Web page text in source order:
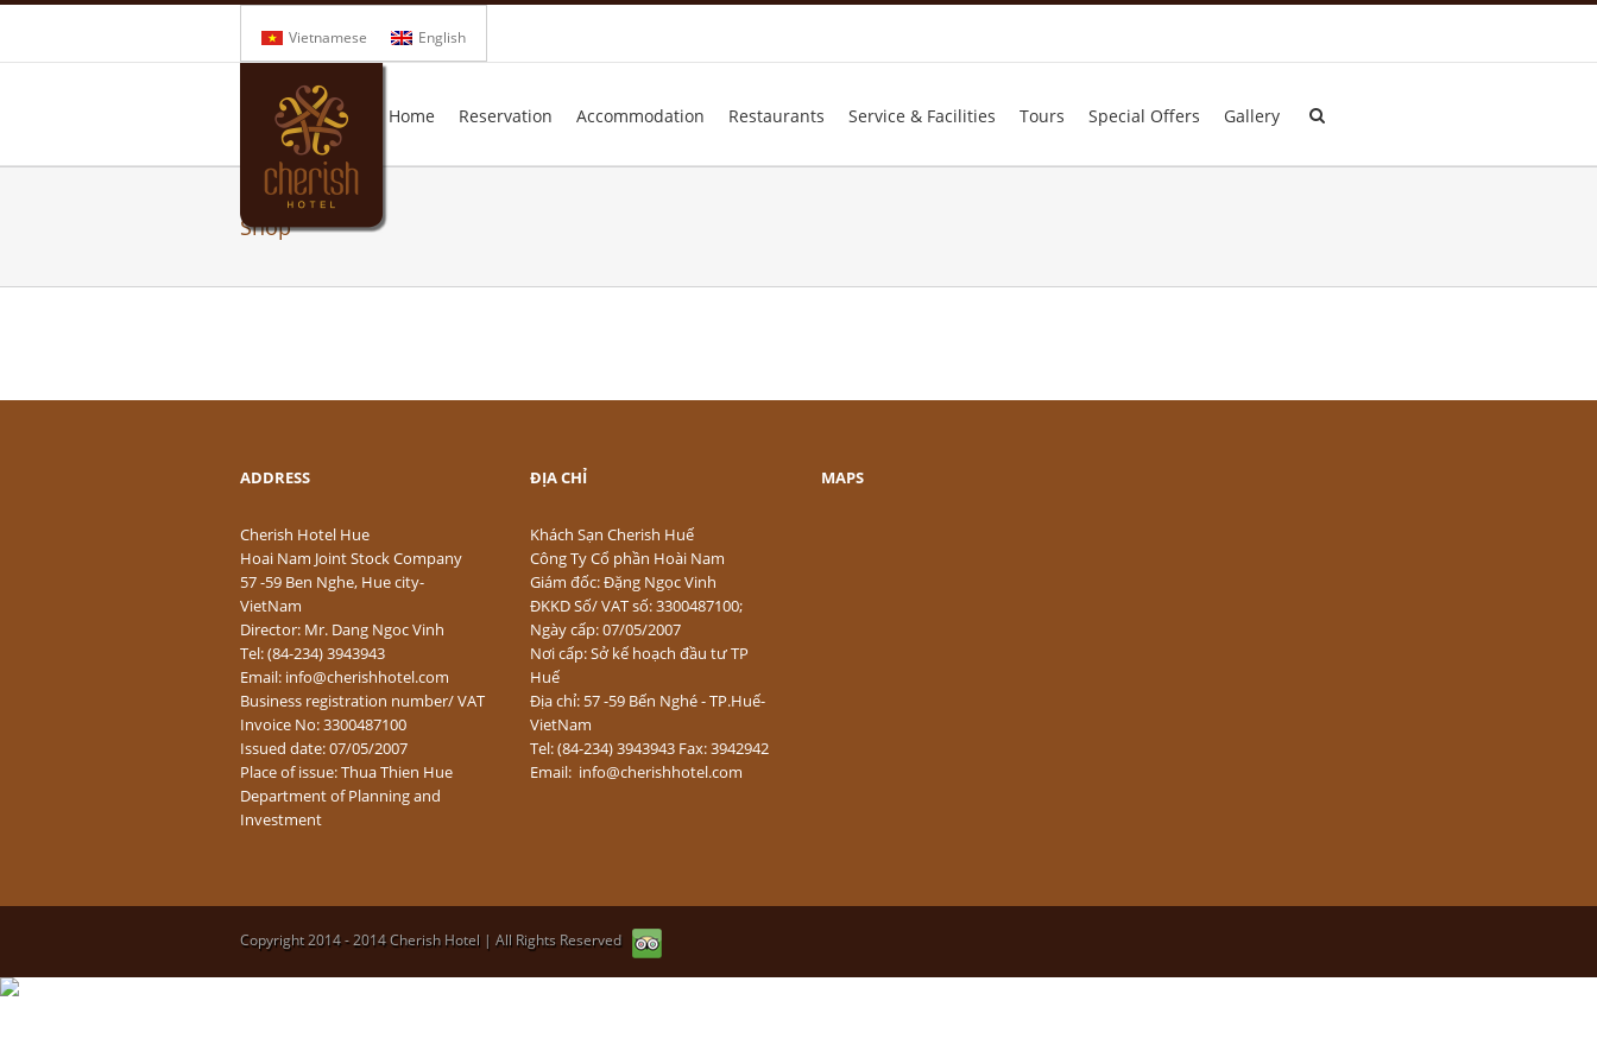
Vietnamese English
Home Reservation Accommodation Restaurants Service & Facilities Tours Special Offers Gallery
Shop
ADDRESS
Cherish Hotel Hue
Hoai Nam Joint Stock Company
57 -59 Ben Nghe, Hue city-
VietNam
Director: Mr. Dang Ngoc Vinh
Tel: (84-234) 3943943
Email: info@cherishhotel.com
Business registration number/ VAT
Invoice No: 3300487100
Issued date: 07/05/2007
Place of issue: Thua Thien Hue
Department of Planning and
Investment
ĐỊA CHỈ
Khách Sạn Cherish Huế
Công Ty Cổ phần Hoài Nam
Giám đốc: Đặng Ngọc Vinh
ĐKKD Số/ VAT số: 3300487100;
Ngày cấp: 07/05/2007
Nơi cấp: Sở kế hoạch đầu tư TP
Huế
Địa chỉ: 57 -59 Bến Nghé - TP.Huế-
VietNam
Tel: (84-234) 3943943 Fax: 3942942
Email: info@cherishhotel.com
MAPS
Copyright 2014 - 2014 Cherish Hotel | All Rights Reserved